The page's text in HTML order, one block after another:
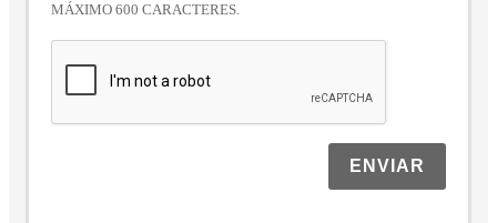
MÁXIMO 600 CARACTERES.
ENVIAR